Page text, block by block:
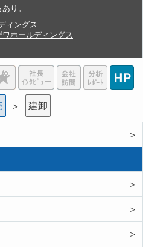
り。
ィングス
ワホールディングス
＞ 建卸
＞
＞
＞
＞